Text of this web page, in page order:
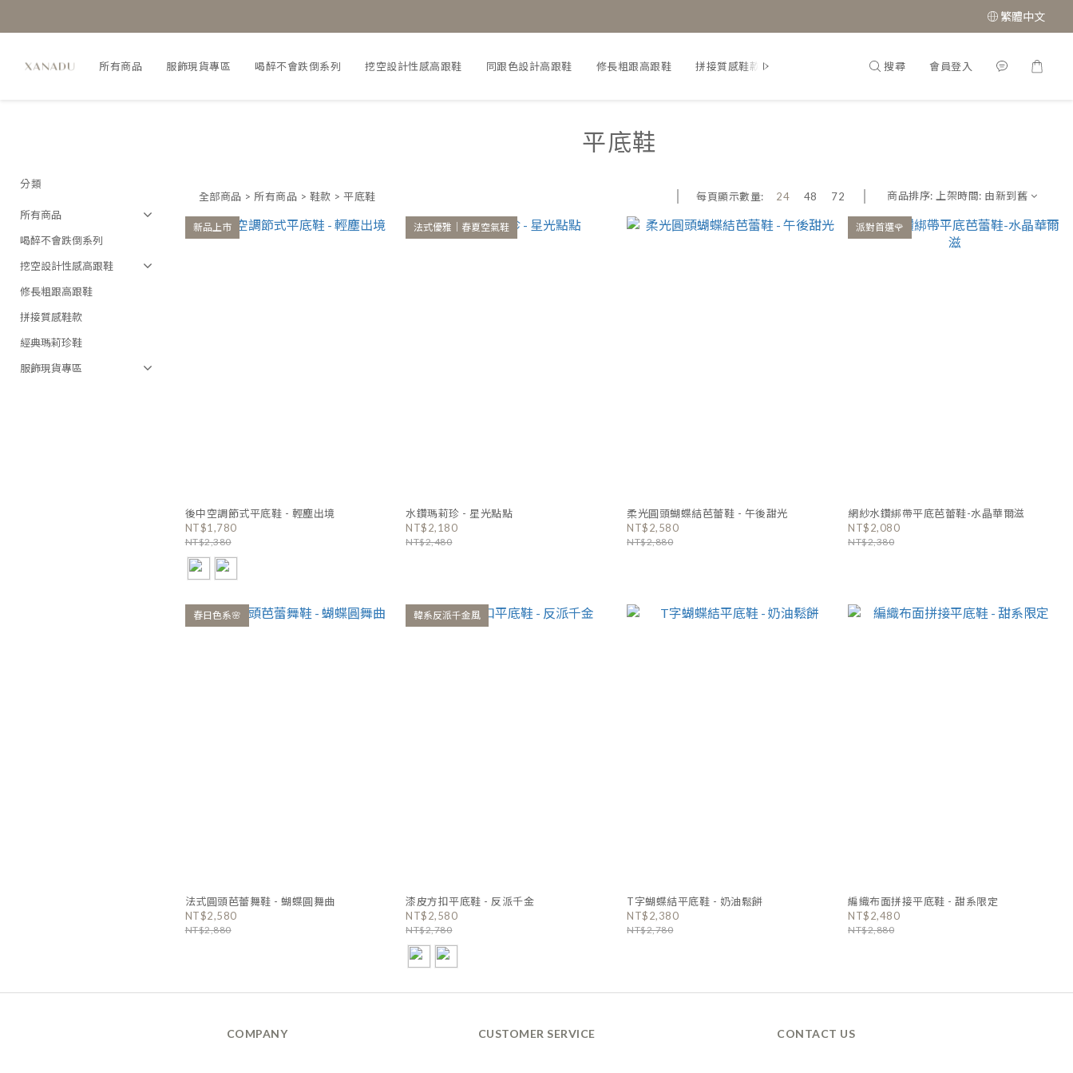
繁體中文
所有商品 服飾現貨專區 喝醉不會跌倒系列 挖空設計性感高跟鞋 同跟色設計高跟鞋 修長粗跟高跟鞋 拼接質感鞋款 搜尋 會員登入
分類
所有商品
喝醉不會跌倒系列
挖空設計性感高跟鞋
修長粗跟高跟鞋
拼接質感鞋款
經典瑪莉珍鞋
服飾現貨專區
平底鞋
全部商品 > 所有商品 > 鞋款 >平底鞋 每頁顯示數量: 24 48 72 商品排序: 上架時間: 由新到舊
新品上市
後中空調節式平底鞋 - 輕塵出境
NT$1,780
NT$2,380
法式優雅｜春夏空氣鞋
水鑽瑪莉珍 - 星光點點
NT$2,180
NT$2,480
柔光圓頭蝴蝶結芭蕾鞋 - 午後甜光
NT$2,580
NT$2,880
派對首選🌹
網紗水鑽綁帶平底芭蕾鞋-水晶華爾滋
NT$2,080
NT$2,380
春日色系🌸
法式圓頭芭蕾舞鞋 - 蝴蝶圓舞曲
NT$2,580
NT$2,880
韓系反派千金風
漆皮方扣平底鞋 - 反派千金
NT$2,580
NT$2,780
T字蝴蝶結平底鞋 - 奶油鬆餅
NT$2,380
NT$2,780
編織布面拼接平底鞋 - 甜系限定
NT$2,480
NT$2,880
COMPANY CUSTOMER SERVICE CONTACT US